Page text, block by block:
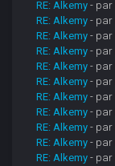
RE: Alkemy - par
RE: Alkemy - par
RE: Alkemy - par
RE: Alkemy - par
RE: Alkemy - par
RE: Alkemy - par
RE: Alkemy - par
RE: Alkemy - par
RE: Alkemy - par
RE: Alkemy - par
RE: Alkemy - par